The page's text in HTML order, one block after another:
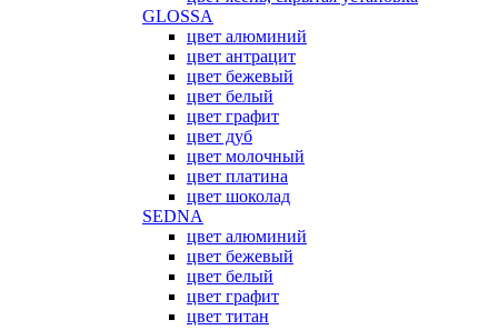
GLOSSA
цвет алюминий
цвет антрацит
цвет бежевый
цвет белый
цвет графит
цвет дуб
цвет молочный
цвет платина
цвет шоколад
SEDNA
цвет алюминий
цвет бежевый
цвет белый
цвет графит
цвет титан